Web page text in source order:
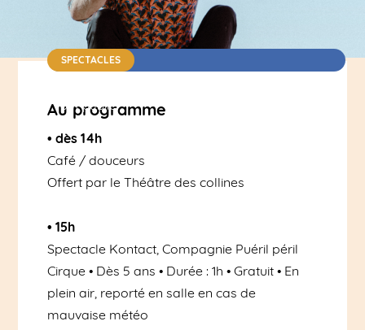
SPECTACLES
Tout public
Au programme
• dès 14h
Café / douceurs
Offert par le Théâtre des collines
• 15h
Spectacle Kontact, Compagnie Puéril péril
Cirque • Dès 5 ans • Durée : 1h • Gratuit • En
plein air, reporté en salle en cas de
mauvaise météo